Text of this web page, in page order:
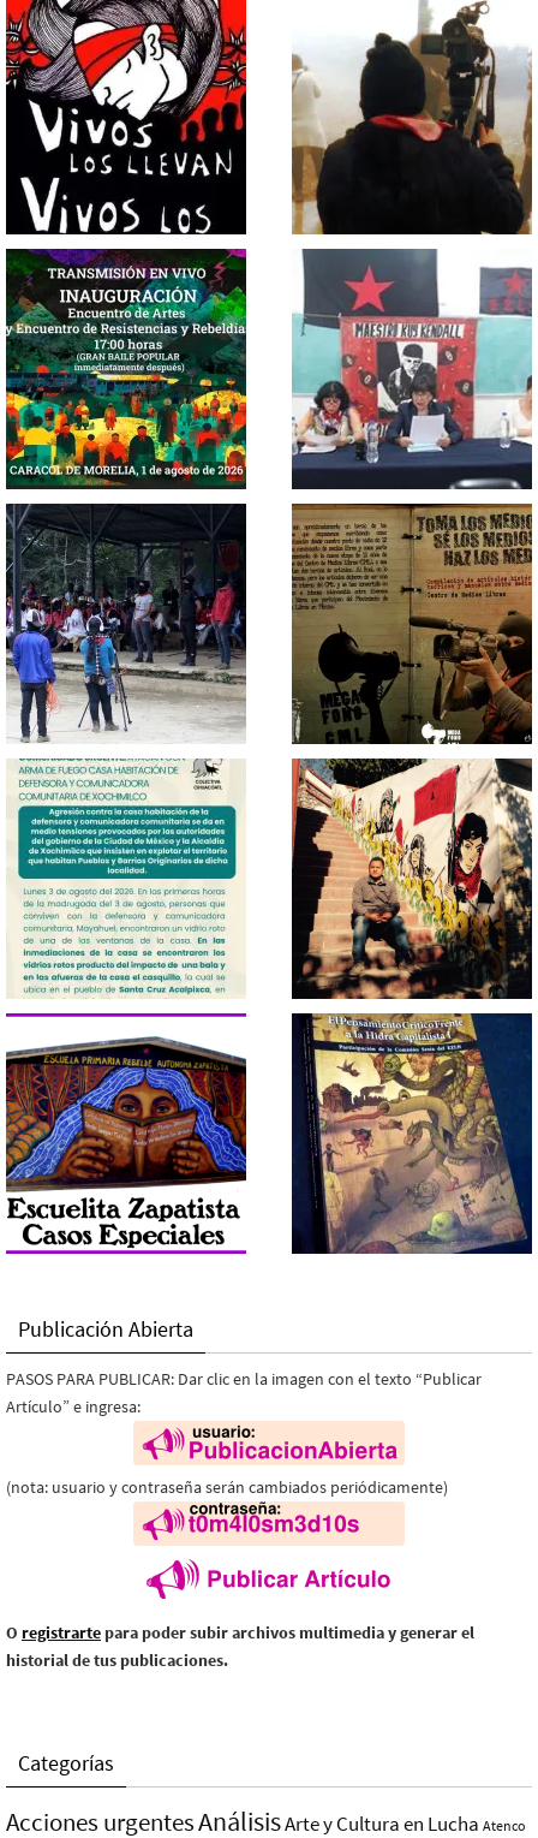
Publicación Abierta
PASOS PARA PUBLICAR: Dar clic en la imagen con el texto “Publicar
Artículo” e ingresa:
(nota: usuario y contraseña serán cambiados periódicamente)
O registrarte para poder subir archivos multimedia y generar el
historial de tus publicaciones.
Categorías
Acciones urgentesAnálisisArte y Cultura en Lucha Atenco